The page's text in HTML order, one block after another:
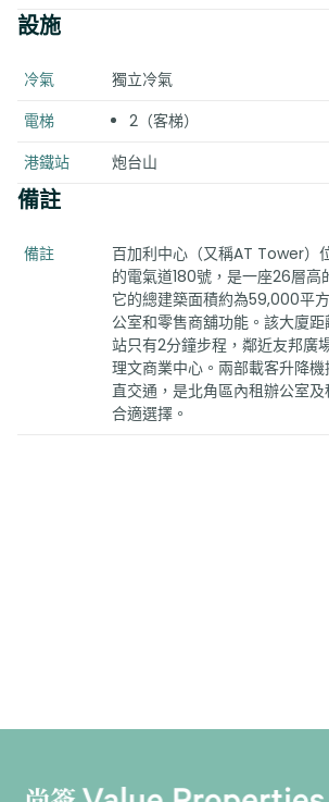
設施
冷氣
獨立冷氣
電梯
2（客梯）
港鐵站
炮台山
備註
備註
百加利中心（又稱AT Tower）
的電氣道180號，是一座26層高
它的總建築面積約為59,000平
公室和零售商舖功能。該大廈
站只有2分鐘步程，鄰近友邦廣
理文商業中心。兩部載客升降
直交通，是北角區內租辦公室
合適選擇。